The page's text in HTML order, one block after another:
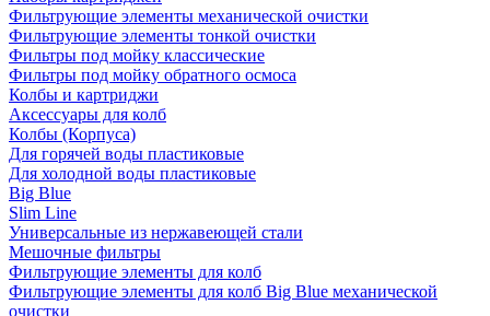
Фильтрующие элементы механической очистки
Фильтрующие элементы тонкой очистки
Фильтры под мойку классические
Фильтры под мойку обратного осмоса
Колбы и картриджи
Аксессуары для колб
Колбы (Корпуса)
Для горячей воды пластиковые
Для холодной воды пластиковые
Big Blue
Slim Line
Универсальные из нержавеющей стали
Мешочные фильтры
Фильтрующие элементы для колб
Фильтрующие элементы для колб Big Blue механической
очистки